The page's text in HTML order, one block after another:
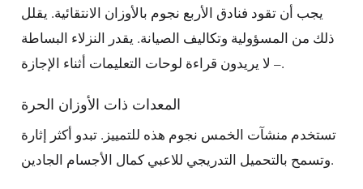
يجب أن تقود فنادق الأربع نجوم بالأوزان الانتقائية. يقلل
ذلك من المسؤولية وتكاليف الصيانة. يقدر النزلاء البساطة
– لا يريدون قراءة لوحات التعليمات أثناء الإجازة.
المعدات ذات الأوزان الحرة
تستخدم منشآت الخمس نجوم هذه للتمييز. تبدو أكثر إثارة
وتسمح بالتحميل التدريجي للاعبي كمال الأجسام الجادين.